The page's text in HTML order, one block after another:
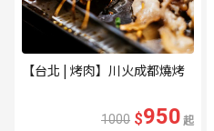
【台北 | 烤肉】川火成都燒烤
1000 $950起